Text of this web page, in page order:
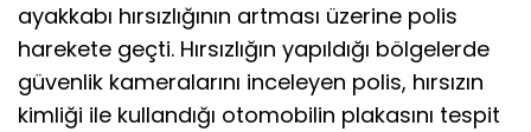
ayakkabı hırsızlığının artması üzerine polis
harekete geçti. Hırsızlığın yapıldığı bölgelerde
güvenlik kameralarını inceleyen polis, hırsızın
kimliği ile kullandığı otomobilin plakasını tespit